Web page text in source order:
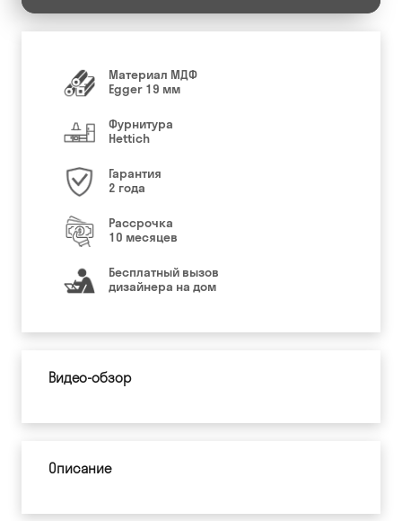
Материал МДФ
Egger 19 мм
Фурнитура
Hettich
Гарантия
2 года
Рассрочка
10 месяцев
Бесплатный вызов
дизайнера на дом
Видео-обзор
Описание